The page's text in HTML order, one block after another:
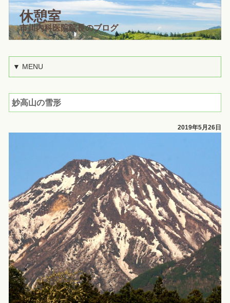
休憩室
市川内科医院院長のブログ
▼ MENU
妙高山の雪形
2019年5月26日